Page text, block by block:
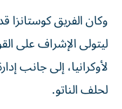
ليتولى الإشراف على
لأوكرانيا، إلى جانب
لحلف الناتو.